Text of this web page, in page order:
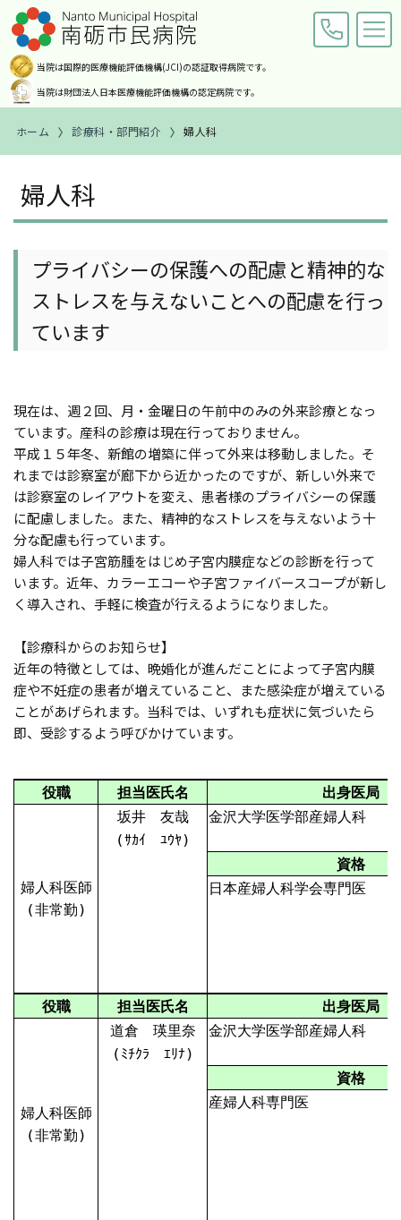
当院は国際的医療機能評価機構(JCI)の認証取得病院です。
当院は財団法人日本医療機能評価機構の認定病院です。
交通アクセス お問い合わせ
ホーム
診療科・部門紹介
病院案内
ホーム 診療科・部門紹介 婦人科
婦人科
プライバシーの保護への配慮と精神的な
ストレスを与えないことへの配慮を行っ
ています
現在は、週２回、月・金曜日の午前中のみの外来診療となっ
ています。産科の診療は現在行っておりません。
平成１５年冬、新館の増築に伴って外来は移動しました。そ
れまでは診察室が廊下から近かったのですが、新しい外来で
は診察室のレイアウトを変え、患者様のプライバシーの保護
に配慮しました。また、精神的なストレスを与えないよう十
分な配慮も行っています。
婦人科では子宮筋腫をはじめ子宮内膜症などの診断を行って
います。近年、カラーエコーや子宮ファイバースコープが新し
く導入され、手軽に検査が行えるようになりました。
【診療科からのお知らせ】
近年の特徴としては、晩婚化が進んだことによって子宮内膜
症や不妊症の患者が増えていること、また感染症が増えている
ことがあげられます。当科では、いずれも症状に気づいたら
即、受診するよう呼びかけています。
役職 担当医氏名 出身医局
婦人科医師
(非常勤)
坂井 友哉
金沢大学医学部産婦人科
(ｻｶｲ ﾕｳﾔ)
資格
日本産婦人科学会専門医
役職 担当医氏名 出身医局
婦人科医師
(非常勤)
道倉 瑛里奈
金沢大学医学部産婦人科
(ﾐﾁｸﾗ ｴﾘﾅ)
資格
産婦人科専門医